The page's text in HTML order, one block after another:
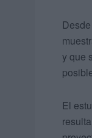
y que
El